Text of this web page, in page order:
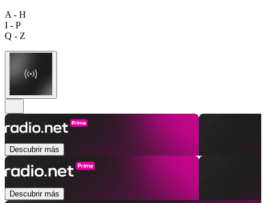
A - H
I - P
Q - Z
Descubrir más
Descubrir más